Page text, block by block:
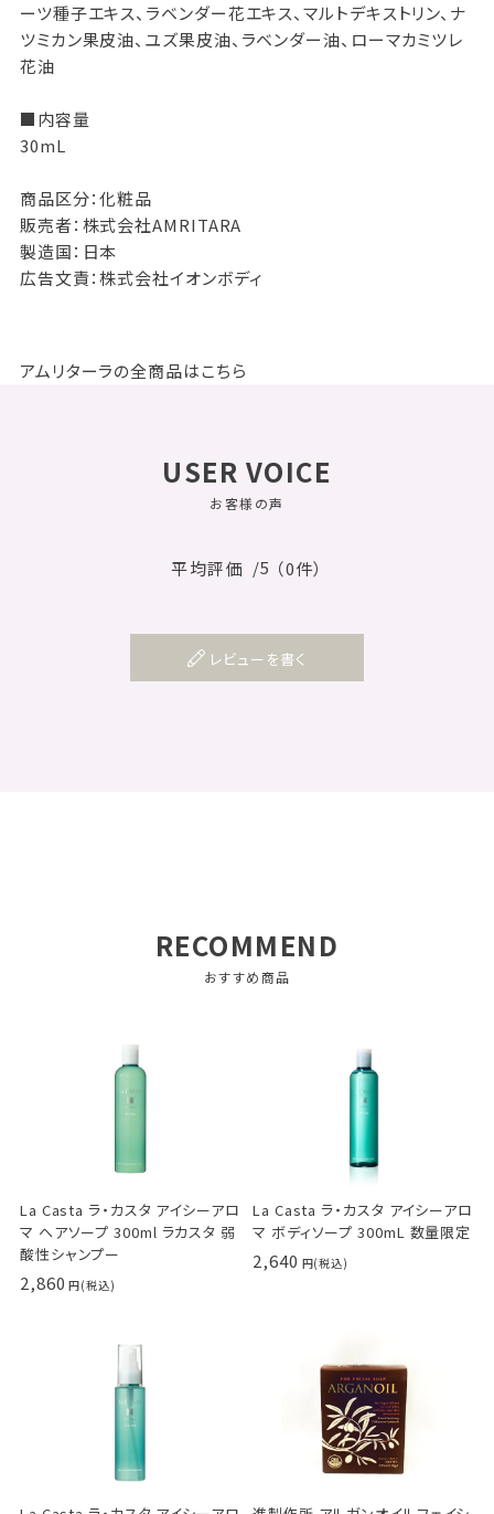
ーツ種子エキス、ラベンダー花エキス、マルトデキストリン、ナ
ツミカン果皮油、ユズ果皮油、ラベンダー油、ローマカミツレ
花油
■内容量
30mL
商品区分：化粧品
販売者：株式会社AMRITARA
製造国：日本
広告文責：株式会社イオンボディ
アムリターラの全商品はこちら
USER VOICE
お客様の声
平均評価 /5 （0件）
レビューを書く
RECOMMEND
おすすめ商品
La Casta ラ・カスタ アイシーアロ
マ ヘアソープ 300ml ラカスタ 弱
酸性シャンプー
2,860
La Casta ラ・カスタ アイシーアロ
マ ボディソープ 300mL 数量限定
2,640